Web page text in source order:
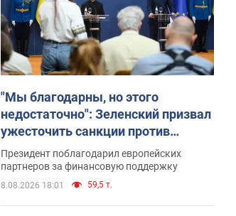
"Мы благодарны, но этого
недостаточно": Зеленский призвал
ужесточить санкции против
России
Президент поблагодарил европейских
партнеров за финансовую поддержку
8.08.2026 18:01 59,5 т.